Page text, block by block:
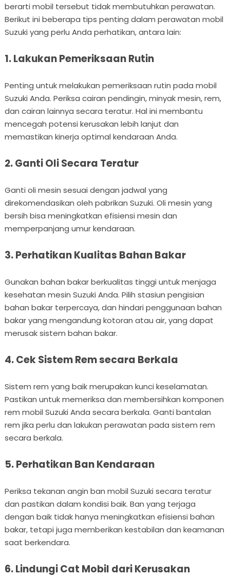
berarti mobil tersebut tidak membutuhkan perawatan.
Berikut ini beberapa tips penting dalam perawatan mobil
Suzuki yang perlu Anda perhatikan, antara lain:
1. Lakukan Pemeriksaan Rutin
Penting untuk melakukan pemeriksaan rutin pada mobil
Suzuki Anda. Periksa cairan pendingin, minyak mesin, rem,
dan cairan lainnya secara teratur. Hal ini membantu
mencegah potensi kerusakan lebih lanjut dan
memastikan kinerja optimal kendaraan Anda.
2. Ganti Oli Secara Teratur
Ganti oli mesin sesuai dengan jadwal yang
direkomendasikan oleh pabrikan Suzuki. Oli mesin yang
bersih bisa meningkatkan efisiensi mesin dan
memperpanjang umur kendaraan.
3. Perhatikan Kualitas Bahan Bakar
Gunakan bahan bakar berkualitas tinggi untuk menjaga
kesehatan mesin Suzuki Anda. Pilih stasiun pengisian
bahan bakar terpercaya, dan hindari penggunaan bahan
bakar yang mengandung kotoran atau air, yang dapat
merusak sistem bahan bakar.
4. Cek Sistem Rem secara Berkala
Sistem rem yang baik merupakan kunci keselamatan.
Pastikan untuk memeriksa dan membersihkan komponen
rem mobil Suzuki Anda secara berkala. Ganti bantalan
rem jika perlu dan lakukan perawatan pada sistem rem
secara berkala.
5. Perhatikan Ban Kendaraan
Periksa tekanan angin ban mobil Suzuki secara teratur
dan pastikan dalam kondisi baik. Ban yang terjaga
dengan baik tidak hanya meningkatkan efisiensi bahan
bakar, tetapi juga memberikan kestabilan dan keamanan
saat berkendara.
6. Lindungi Cat Mobil dari Kerusakan